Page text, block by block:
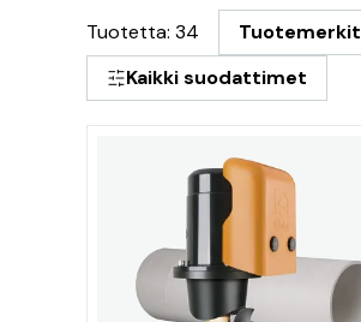
Tuotetta: 34 Tuotemerkit
Kaikki suodattimet